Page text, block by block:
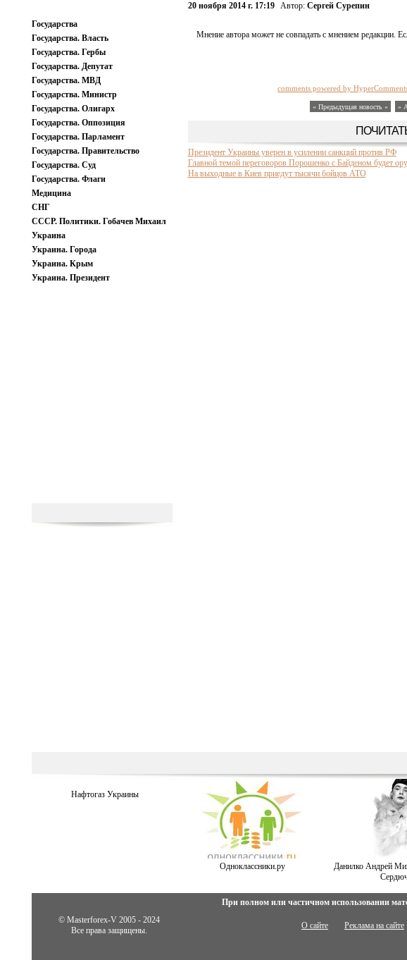
Государства
Государства. Власть
Государства. Гербы
Государства. Депутат
Государства. МВД
Государства. Министр
Государства. Олигарх
Государства. Оппозиция
Государства. Парламент
Государства. Правительство
Государства. Суд
Государства. Флаги
Медицина
СНГ
СССР. Политики. Гобачев Михаил
Украина
Украина. Города
Украина. Крым
Украина. Президент
20 ноября 2014 г. 17:19 Автор: Сергей Сурепин
Мнение автора может не совпадать с мнением редакции.
comments powered by
« Предыдущая новость « »
Президент Украины уверен в усилении санкций против РФ
Главной темой переговоров Порошенко с Байденом будет
На выходные в Киев приедут тысячи бойцов АТО
Нафтогаз Украины
Одноклассники.ру
Данилко Андрей
При полном или частичном использовании
© Masterforex-V 2005 - 2024
Все права защищены.
О сайте Реклама на сайте